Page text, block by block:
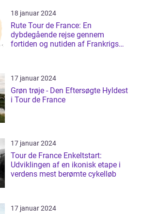
18 januar 2024
Rute Tour de France: En
dybdegående rejse gennem
fortiden og nutiden af Frankrigs
17 januar 2024
Grøn trøje - Den Eftersøgte Hyldest
i Tour de France
17 januar 2024
Tour de France Enkeltstart:
Udviklingen af en ikonisk etape i
verdens mest berømte cykelløb
17 januar 2024